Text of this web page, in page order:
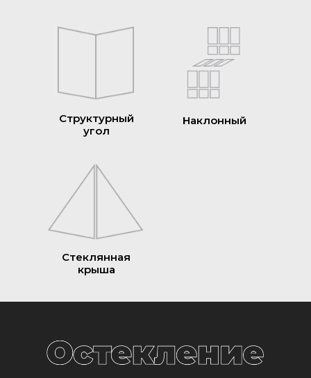
Структурный
угол
Наклонный
Стеклянная
крыша